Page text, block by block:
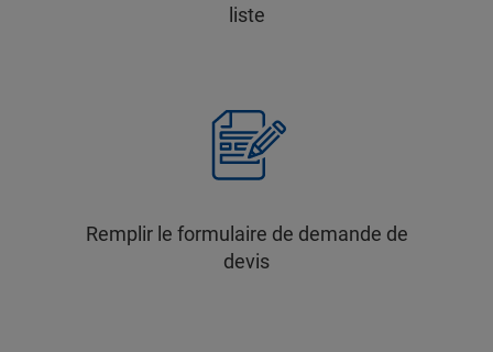
liste
Remplir le formulaire de demande de
devis